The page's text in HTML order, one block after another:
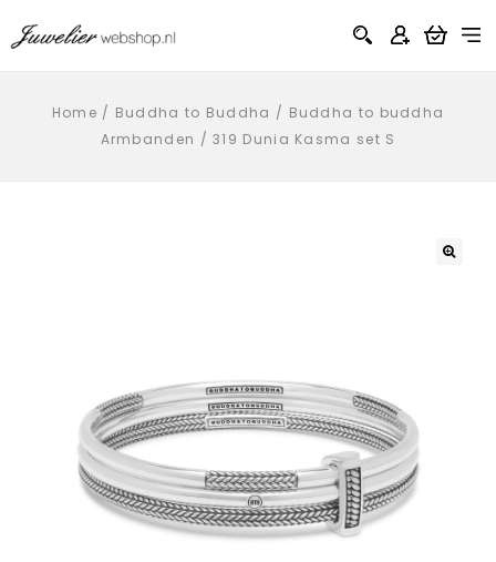
Home / Buddha to Buddha / Buddha to buddha
Armbanden /319 Dunia Kasma set S